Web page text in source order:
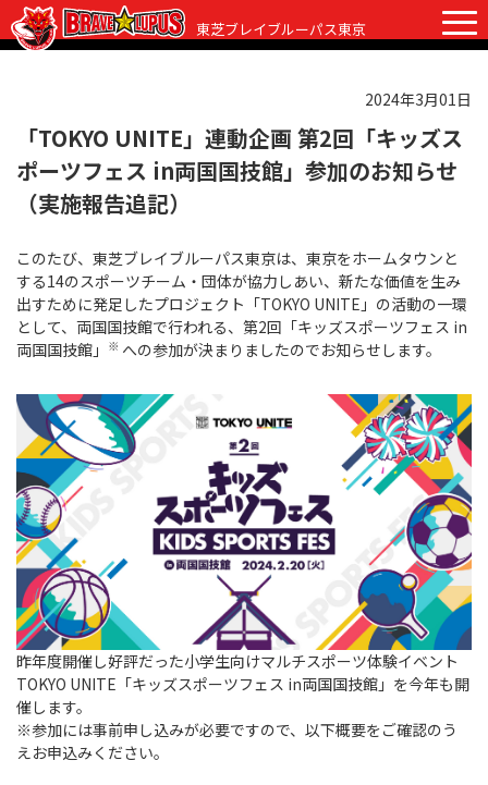
東芝ブレイブルーパス東京
チケット グッズ ファンクラブ 観戦ガイド
観戦ガイド
ラグビーって何？
会場紹介
クラブからのお願い
ニュース
選手・スタッフ
選手
マスコット
クラブ情報
株式会社 ブレイブルーパス東京概要
株式会社 チームの歴史
地域貢献活動
パートナー
Instagram X Facebook Youtube
パートナーシップのご案内
2024年3月01日
「TOKYO UNITE」連動企画 第2回「キッズス
ポーツフェス in両国国技館」参加のお知らせ
（実施報告追記）
このたび、東芝ブレイブルーパス東京は、東京をホームタウンと
する14のスポーツチーム・団体が協力しあい、新たな価値を生み
出すために発足したプロジェクト「TOKYO UNITE」の活動の一環
として、両国国技館で行われる、第2回「キッズスポーツフェス in
両国国技館」
※ への参加が決まりましたのでお知らせします。
昨年度開催し好評だった小学生向けマルチスポーツ体験イベント
TOKYO UNITE「キッズスポーツフェス in両国国技館」を今年も開
催します。
※参加には事前申し込みが必要ですので、以下概要をご確認のう
えお申込みください。